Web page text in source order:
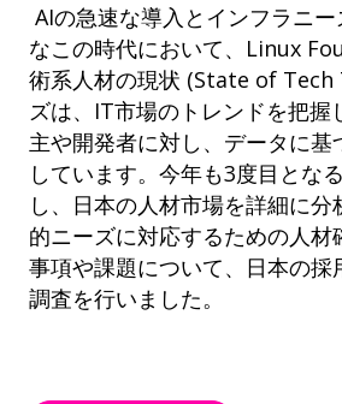
AIの急速な導入とインフラニ
なこの時代において、Linux
術系人材の現状 (State of Tech
ズは、IT市場のトレンドを把握
主や開発者に対し、データに基
しています。今年も3度目とな
し、日本の人材市場を詳細に
的ニーズに対応するための人材
事項や課題について、日本の採
調査を行いました。